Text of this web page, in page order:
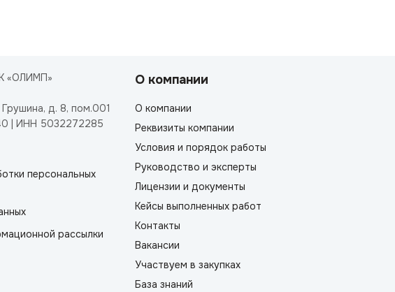
«ОЛИМП»
д. 8, пом.001
| ИНН 5032272285
персональных
рассылки
О компании
О компании
Реквизиты компании
Условия и порядок работы
Руководство и эксперты
Лицензии и документы
Кейсы выполненных работ
Контакты
Вакансии
Участвуем в закупках
База знаний